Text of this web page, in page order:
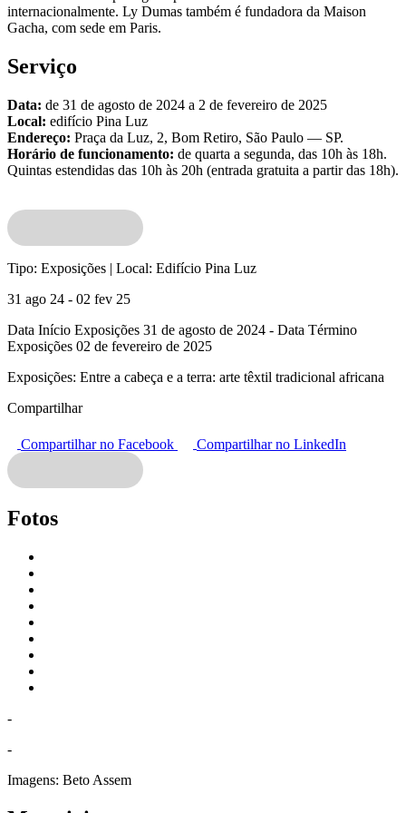
internacionalmente. Ly Dumas também é fundadora da Maison
Gacha, com sede em Paris.
Serviço
Data: de 31 de agosto de 2024 a 2 de fevereiro de 2025
Local: edifício Pina Luz
Endereço: Praça da Luz, 2, Bom Retiro, São Paulo — SP.
Horário de funcionamento: de quarta a segunda, das 10h às 18h.
Quintas estendidas das 10h às 20h (entrada gratuita a partir das 18h).
Tipo: Exposições | Local: Edifício Pina Luz
31 ago 24 - 02 fev 25
Data Início Exposições 31 de agosto de 2024 - Data Término
Exposições 02 de fevereiro de 2025
Exposições: Entre a cabeça e a terra: arte têxtil tradicional africana
Compartilhar
Compartilhar no Facebook Compartilhar no LinkedIn
Fotos
-
-
Imagens: Beto Assem